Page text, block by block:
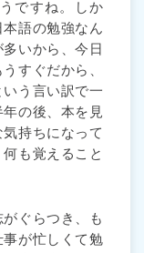
ですね。しか
語の勉強なん
いから、今日
すぐだから、
う言い訳で一
の後、本を見
持ちになって
も覚えること
ぐらつき、も
が忙しくて勉